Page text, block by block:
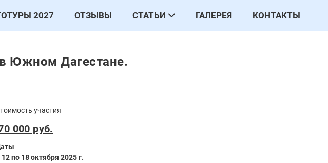
2027 ОТЗЫВЫ СТАТЬИ ГАЛЕРЕЯ КОНТАКТЫ
Южном Дагестане.
участия
000 руб.
по 18 октября 2025 г.